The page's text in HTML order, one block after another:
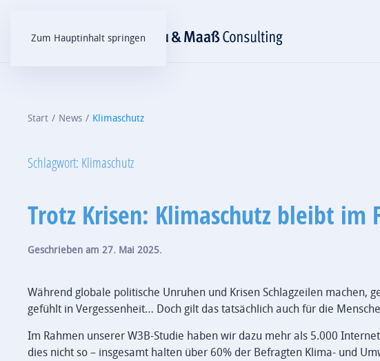
Zum Hauptinhalt springen
Start News Klimaschutz
Schlagwort: Klimaschutz
Trotz Krisen: Klimaschutz bleibt im
Geschrieben am 27. Mai 2025.
Während globale politische Unruhen und Krisen Schlagzeilen machen,
gefühlt in Vergessenheit… Doch gilt das tatsächlich auch für die
Im Rahmen unserer W3B-Studie haben wir dazu mehr als 5.000
dies nicht so – insgesamt halten über 60% der Befragten Klima- und